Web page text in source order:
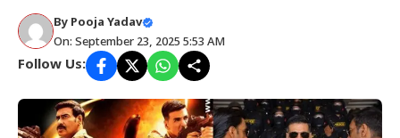
By Pooja Yadav
On: September 23, 2025 5:53 AM
Follow Us: